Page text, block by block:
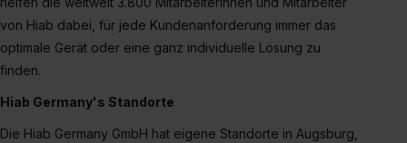
S. 1 lit. a) DS-GVO). Die USA verfügen über kein
angemessenes Datenschutzniveau (EuGH – Schrems
II). Du kannst die von dir erteilte Einwilligung jederzeit mit
Wirkung für die Zukunft ganz oder teilweise über unsere
Einstellungen“ widerrufen. Weitere Informationen zu den
einzelnen Cookies findest du durch Klick auf „Details
von Hiab dabei, für jede Kundenanforderung immer das
optimale Gerät oder eine ganz individuelle Lösung zu
finden.
Hiab Germany's Standorte
Die Hiab Germany GmbH hat eigene Standorte in Augsburg,